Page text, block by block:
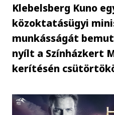
Klebelsberg Kuno
közoktatásügyi
munkásságát
nyílt a Színházkert
kerítésén